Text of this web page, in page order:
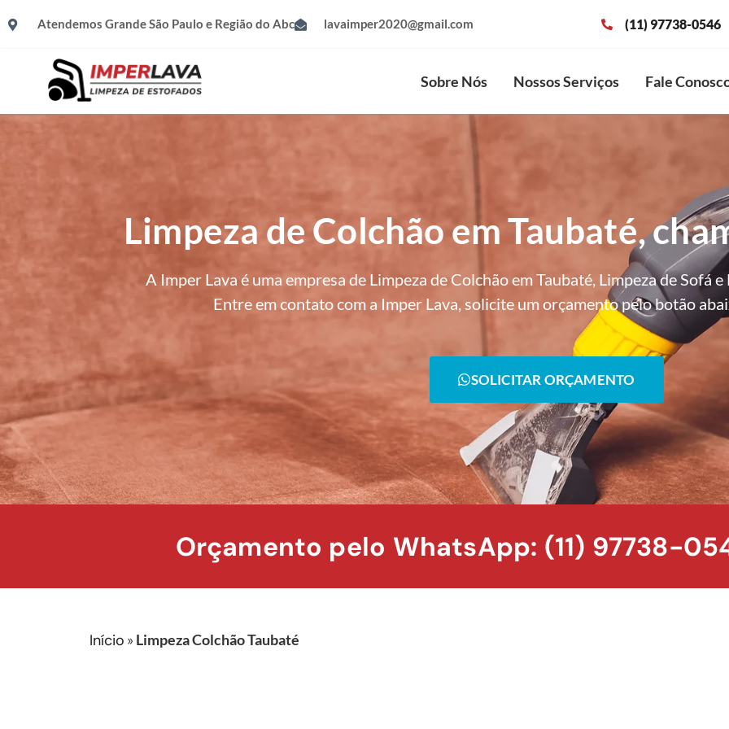
Atendemos Grande São Paulo e Região do Abc lavaimper2020@gmail.com (11) 97738-0546
Sobre Nós Nossos Serviços Fale
Limpeza de Colchão em Taubaté,
A Imper Lava é uma empresa de Limpeza de Colchão em Taubaté, Limpeza de Sofá
Entre em contato com a Imper Lava, solicite um orçamento pelo botão
SOLICITAR ORÇAMENTO
Orçamento pelo WhatsApp: (11) 97738-
Início » Limpeza Colchão Taubaté